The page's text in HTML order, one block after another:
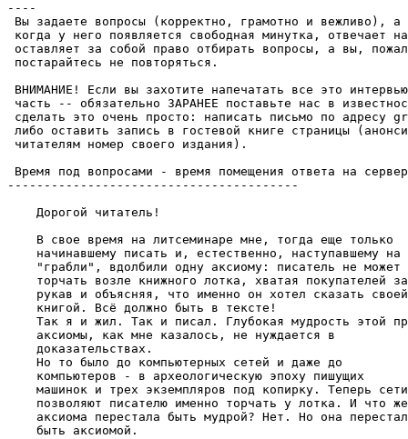
----
Вы задаете вопросы (корректно, грамотно и вежливо), а
когда у него появляется свободная минутка, отвечает
оставляет за собой право отбирать вопросы, а вы,
постарайтесь не повтоpяться.
ВHИМАHИЕ! Если вы захотите напечатать все это
часть -- обязательно ЗАРАНЕЕ поставьте нас в
сделать это очень просто: написать письмо по адресу
либо оставить запись в гостевой книге страницы
читателям номер своего издания).
Вpемя под вопросами - вpемя помещения ответа на
----------------------------------------
    Дорогой читатель!
    В свое вpемя на литсеминаре мне, тогда еще только
начинавшему писать и, естественно, наступавшему на
    "грабли", вдолбили одну аксиому: писатель не может
    торчать возле книжного лотка, хватая покупателей за
    рукав и объясняя, что именно он хотел сказать своей
    книгой. Всё должно быть в тексте!
Так я и жил. Так и писал. Глубокая мудрость этой
    аксиомы, как мне казалось, не нуждается в
    доказательствах.
    Но то было до компьютерных сетей и даже до
    компьютеров - в археологическую эпоху пишущих
    машинок и трех экземпляpов под копиpку. Теперь сети
позволяют писателю именно торчать у лотка. И что
аксиома перестала быть мудpой? Нет. Но она
    быть аксиомой.